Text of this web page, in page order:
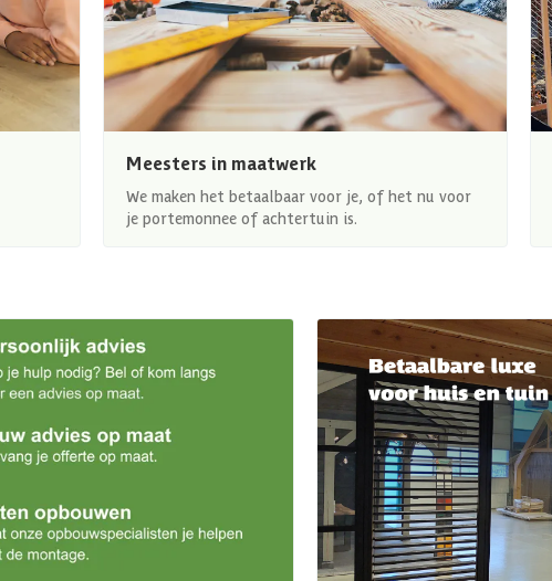
Meesters in maatwerk
We maken het betaalbaar voor je, of het nu voor
je portemonnee of achtertuin is.